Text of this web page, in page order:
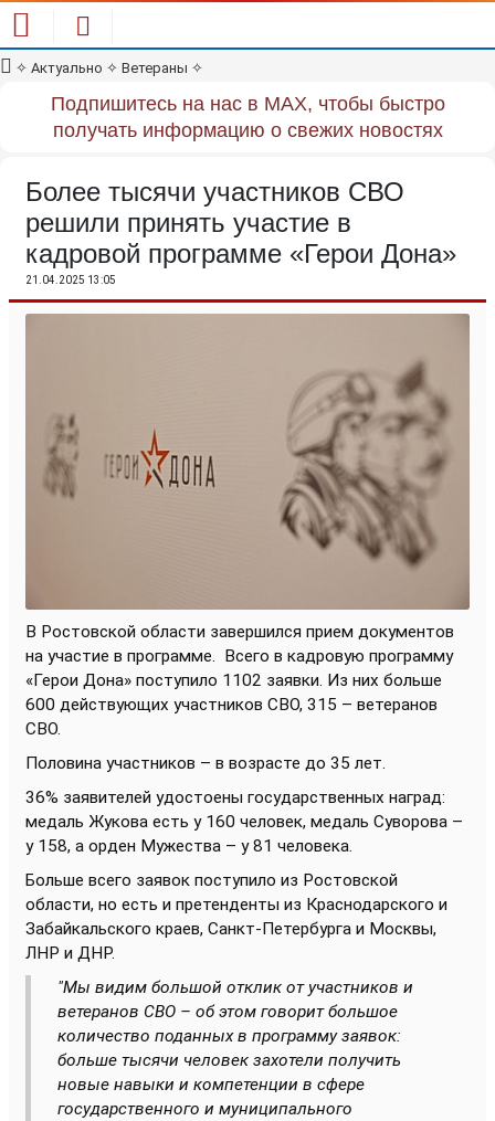
✧ Актуально ✧ Ветераны ✧
Подпишитесь на нас в MAX, чтобы быстро
получать информацию о свежих новостях
Более тысячи участников СВО
решили принять участие в
кадровой программе «Герои Дона»
21.04.2025 13:05
В Ростовской области завершился прием документов
на участие в программе. Всего в кадровую программу
«Герои Дона» поступило 1102 заявки. Из них больше
600 действующих участников СВО, 315 – ветеранов
СВО.
Половина участников – в возрасте до 35 лет.
36% заявителей удостоены государственных наград:
медаль Жукова есть у 160 человек, медаль Суворова –
у 158, а орден Мужества – у 81 человека.
Больше всего заявок поступило из Ростовской
области, но есть и претенденты из Краснодарского и
Забайкальского краев, Санкт-Петербурга и Москвы,
ЛНР и ДНР.
"Мы видим большой отклик от участников и
ветеранов СВО – об этом говорит большое
количество поданных в программу заявок:
больше тысячи человек захотели получить
новые навыки и компетенции в сфере
государственного и муниципального